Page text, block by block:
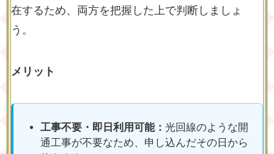
在するため、両方を把握した上で判断しましょ
う。
メリット
工事不要・即日利用可能：光回線のような開
通工事が不要なため、申し込んだその日から